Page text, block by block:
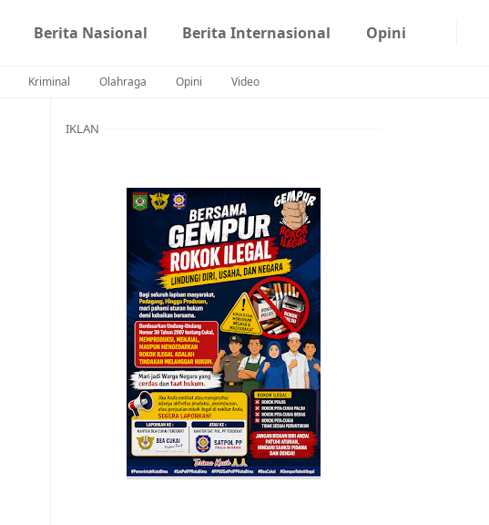
Berita Nasional Berita Internasional Opini
Kriminal Olahraga Opini Video
IKLAN